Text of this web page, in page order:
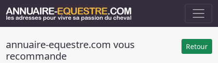
Retour
annuaire-equestre.com vous
recommande